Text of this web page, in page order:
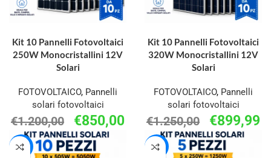
Kit 10 Pannelli Fotovoltaici
250W Monocristallini 12V
Solari
FOTOVOLTAICO, Pannelli
solari fotovoltaici
€1.200,00 €850,00
Kit 10 Pannelli Fotovoltaici
320W Monocristallini 12V
Solari
FOTOVOLTAICO, Pannelli
solari fotovoltaici
€1.250,00 €899,99
-52% -24%